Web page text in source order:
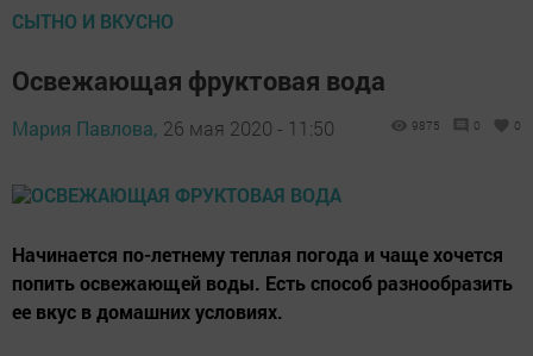
СЫТНО И ВКУСНО
Освежающая фруктовая вода
Мария Павлова, 26 мая 2020 - 11:50 9875 0 0
​​​​​​​Начинается по-летнему теплая погода и чаще хочется
попить освежающей воды. Есть способ разнообразить
ее вкус в домашних условиях.